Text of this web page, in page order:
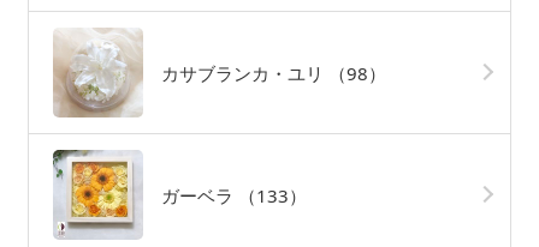
カサブランカ・ユリ （98）
ガーベラ （133）